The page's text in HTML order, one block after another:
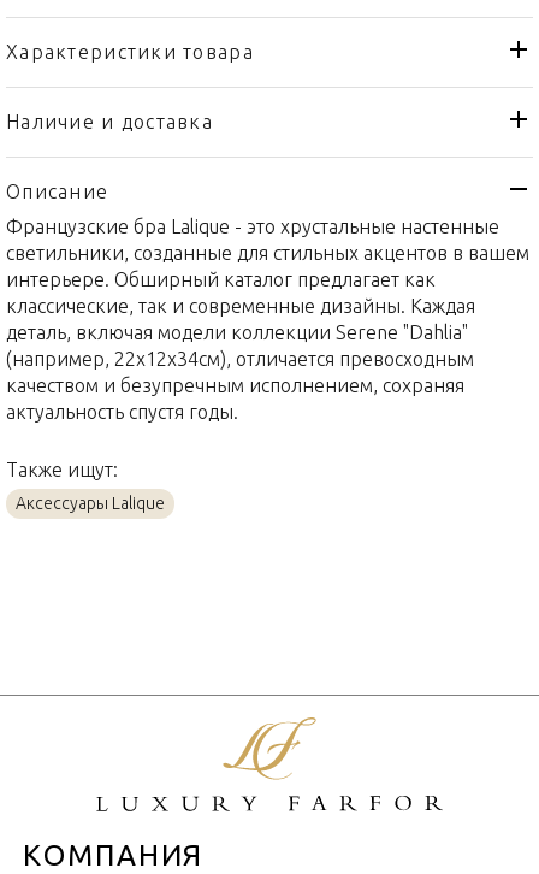
Характеристики товара
Тип товара
Бра, настенный светильник
Бренд
Коллекция
Serene
Страна производителя
Материал
Хрусталь, Никель
Объем / Размер
22x12x34см
Наличие и доставка
Описание
Французские бра Lalique - это хрустальные настенные
светильники, созданные для стильных акцентов в вашем
интерьере. Обширный каталог предлагает как
классические, так и современные дизайны. Каждая
деталь, включая модели коллекции Serene "Dahlia"
(например, 22x12x34см), отличается превосходным
качеством и безупречным исполнением, сохраняя
актуальность спустя годы.
Также ищут:
Аксессуары Lalique
КОМПАНИЯ